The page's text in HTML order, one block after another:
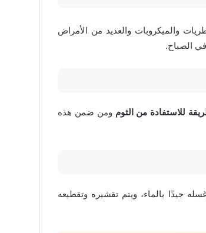
والميكروبات والعديد من الأمراض
الصباح.
للاستفادة من الثوم ومن ضمن هذه
جيدًا بالماء، ويتم تقشيره وتقطيعه